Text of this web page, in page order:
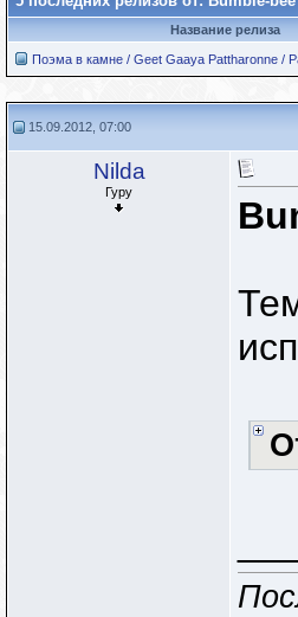
Название релиза
Поэма в камне / Geet Gaaya Pattharonne /
15.09.2012, 07:00
Nilda
Гуру